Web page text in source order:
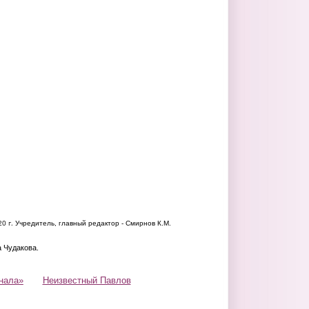
г. Учредитель, главный редактор - Смирнов К.М.
Неизвестный Павлов